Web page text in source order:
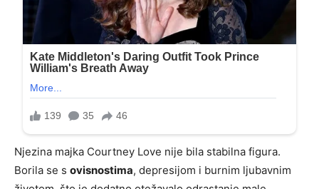
Njezina majka Courtney Love nije bila stabilna figura.
Borila se s ovisnostima, depresijom i burnim ljubavnim